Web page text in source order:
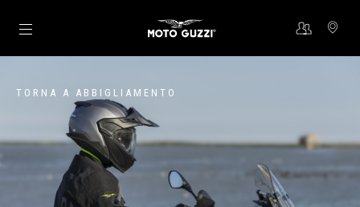
Vai al contenuto principale
TORNA A ABBIGLIAMENTO